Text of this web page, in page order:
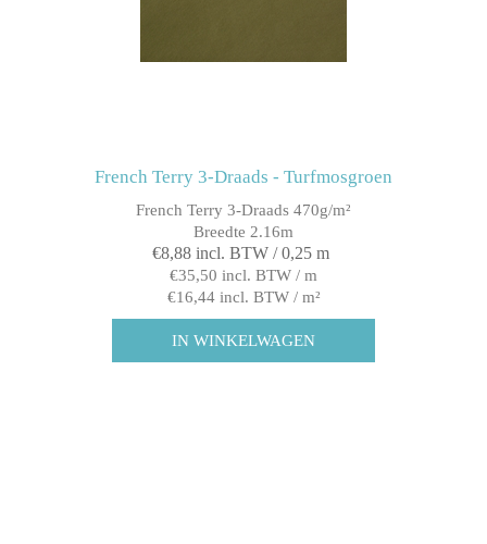
French Terry 3-Draads - Turfmosgroen
French Terry 3-Draads 470g/m²
Breedte 2.16m
€8,88 incl. BTW / 0,25 m
€35,50 incl. BTW / m
€16,44 incl. BTW / m²